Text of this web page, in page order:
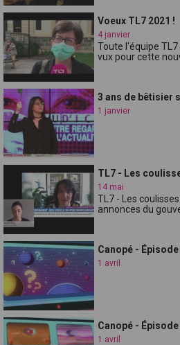
Voeux TL7 2021 !
4 janvier
Toute l'équipe
vux pour cette
3 ans de bêtisier
1 janvier
TL7 - Les
14 mai
TL7 - Les
annonces du
Canopé - Épisode
1 avril
Canopé - Épisode
1 avril